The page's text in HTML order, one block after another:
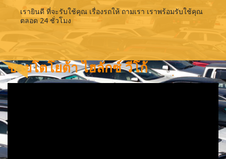
เรายินดี ที่จะรับใช้คุณ เรื่องรถให้ ถามเรา เราพร้อมรับใช้คุณ
ตลอด 24 ชั่วโมง
ขายโตโยต้า ไฮลักซ์ วีโก้